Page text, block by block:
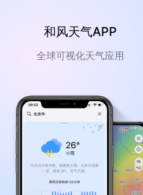
和风天气APP
全球可视化天气应用